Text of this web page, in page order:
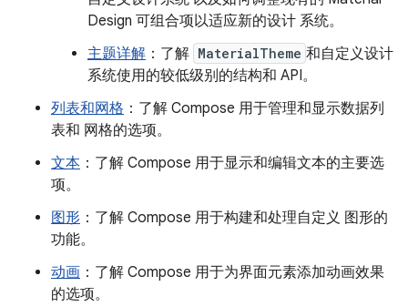
Design 可组合项以适应新的设计 系统。
主题详解 ：了解 MaterialTheme 和自定义设计
系统使用的较低级别的结构和 API。
列表和网格 ：了解 Compose 用于管理和显示数据列
表和 网格的选项。
文本 ：了解 Compose 用于显示和编辑文本的主要选
项。
图形 ：了解 Compose 用于构建和处理自定义 图形的
功能。
动画 ：了解 Compose 用于为界面元素添加动画效果
的选项。